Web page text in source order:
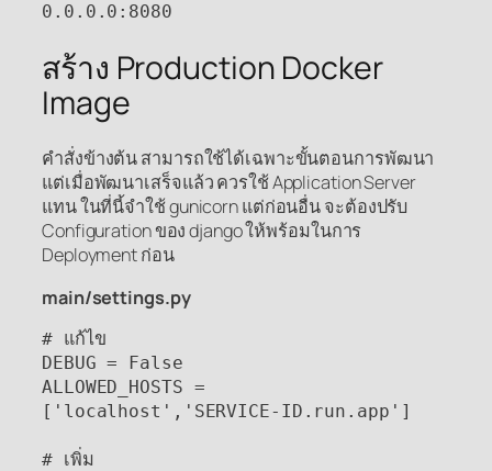
0.0.0.0:8080
สร้าง Production Docker
Image
คำสั่งข้างต้น สามารถใช้ได้เฉพาะขั้นตอนการพัฒนา
แต่เมื่อพัฒนาเสร็จแล้ว ควรใช้ Application Server
แทน ในที่นี้จำใช้ gunicorn แต่ก่อนอื่น จะต้องปรับ
Configuration ของ django ให้พร้อมในการ
Deployment ก่อน
main/settings.py
# แก้ไข
DEBUG = False
ALLOWED_HOSTS =
['localhost','SERVICE-ID.run.app']
# เพิ่ม